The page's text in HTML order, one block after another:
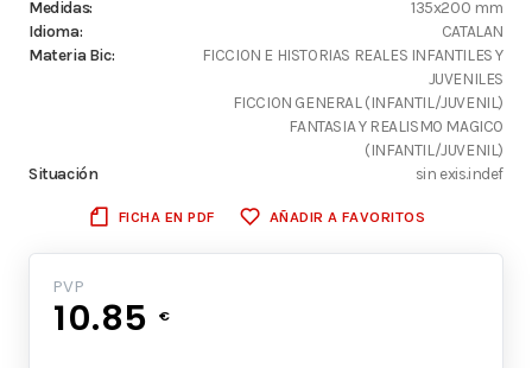
Medidas:
135x200 mm
Idioma:
CATALAN
Materia Bic:
FICCION E HISTORIAS REALES INFANTILES Y
JUVENILES
FICCION GENERAL (INFANTIL/JUVENIL)
FANTASIA Y REALISMO MAGICO
(INFANTIL/JUVENIL)
Situación
sin exis.indef
FICHA EN PDF AÑADIR A FAVORITOS
PVP
10.85 €